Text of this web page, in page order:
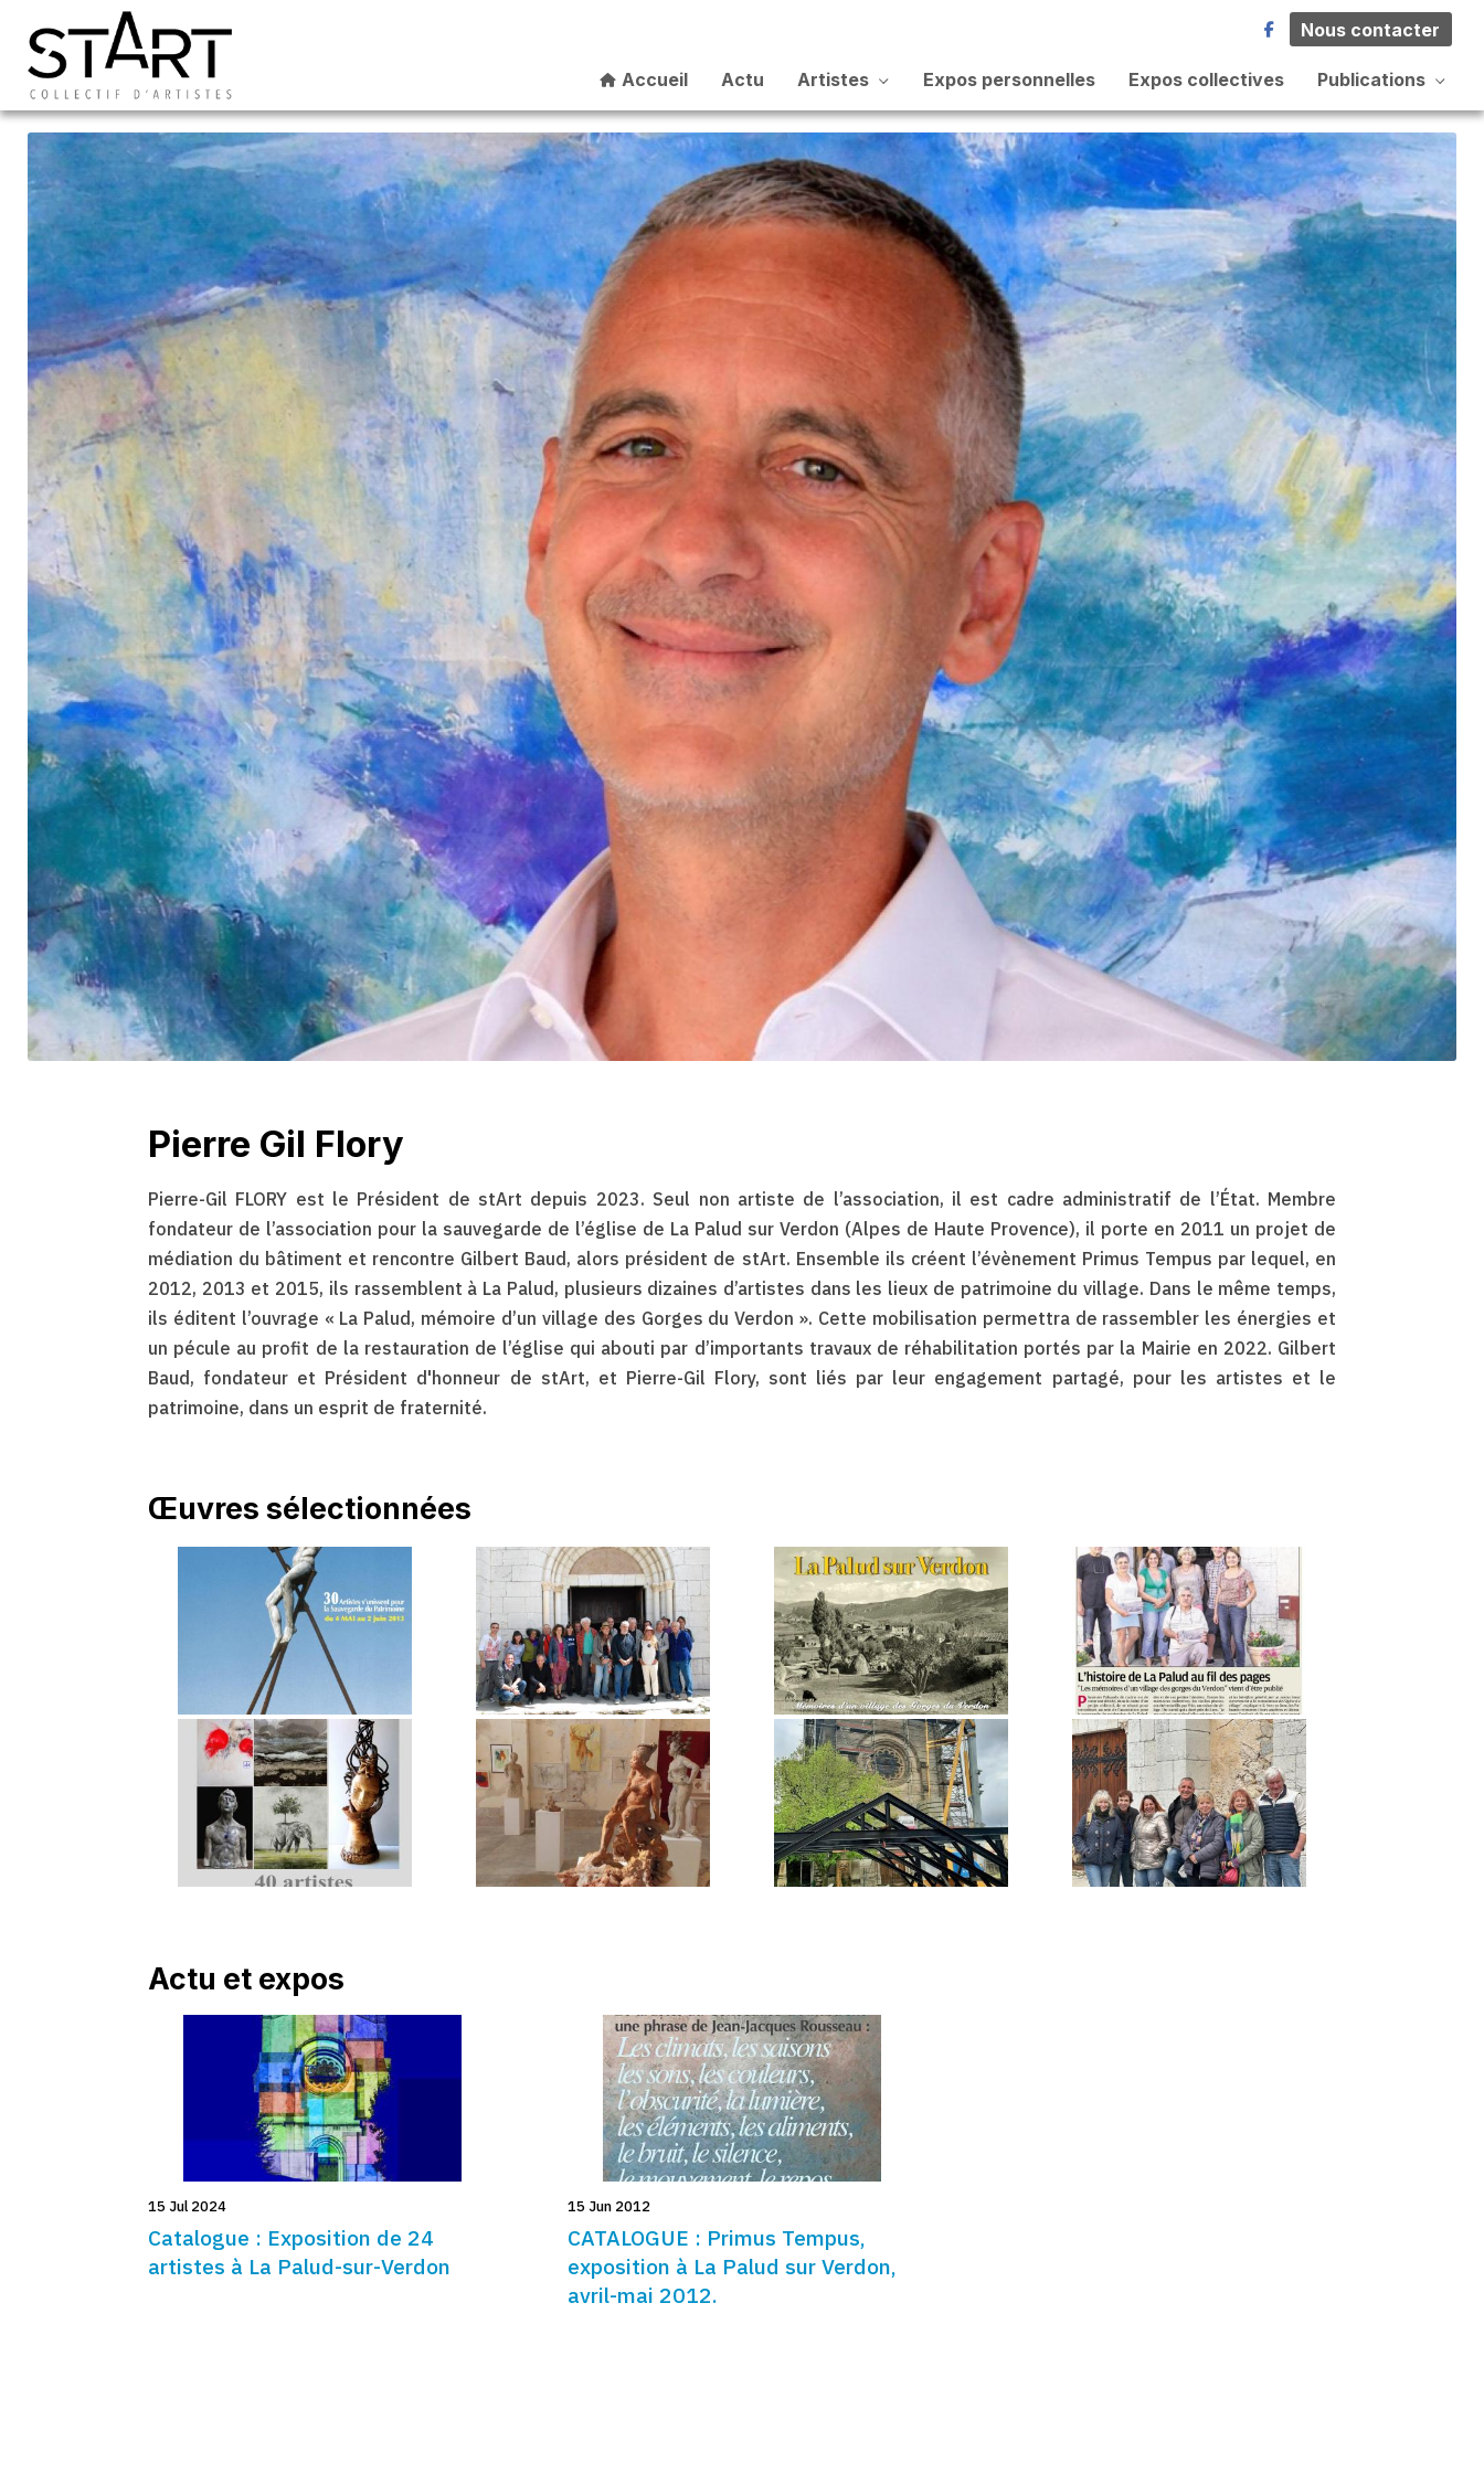
Accueil Actu Artistes Expos personnelles Expos collectives Publications
Nous contacter
Pierre Gil Flory
Pierre-Gil FLORY est le Président de stArt depuis 2023. Seul non artiste de l’association, il est cadre administratif de l’État. Membre
fondateur de l’association pour la sauvegarde de l’église de La Palud sur Verdon (Alpes de Haute Provence), il porte en 2011 un projet de
médiation du bâtiment et rencontre Gilbert Baud, alors président de stArt. Ensemble ils créent l’évènement Primus Tempus par lequel, en
2012, 2013 et 2015, ils rassemblent à La Palud, plusieurs dizaines d’artistes dans les lieux de patrimoine du village. Dans le même temps,
ils éditent l’ouvrage « La Palud, mémoire d’un village des Gorges du Verdon ». Cette mobilisation permettra de rassembler les énergies et
un pécule au profit de la restauration de l’église qui abouti par d’importants travaux de réhabilitation portés par la Mairie en 2022. Gilbert
Baud, fondateur et Président d'honneur de stArt, et Pierre-Gil Flory, sont liés par leur engagement partagé, pour les artistes et le
patrimoine, dans un esprit de fraternité.
Œuvres sélectionnées
Actu et expos
15 Jul 2024
Catalogue : Exposition de 24
artistes à La Palud-sur-Verdon
15 Jun 2012
CATALOGUE : Primus Tempus,
exposition à La Palud sur Verdon,
avril-mai 2012.